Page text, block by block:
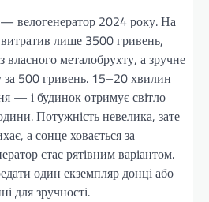
велогенератор 2024 року. На
лише 3500 гривень,
власного металобрухту, а зручне
за 500 гривень. 15–20 хвилин
— і будинок отримує світло
Потужність невелика, зате
а сонце ховається за
стає рятівним варіантом.
один екземпляр донці або
для зручності.